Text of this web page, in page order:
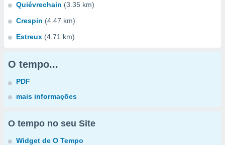
Quiévrechain (3.35 km)
Crespin (4.47 km)
Estreux (4.71 km)
O tempo...
PDF
mais informações
O tempo no seu Site
Widget de O Tempo